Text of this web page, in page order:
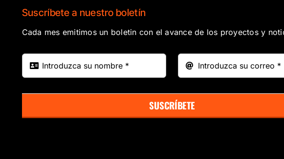
Suscríbete a nuestro boletín
Cada mes emitimos un boletin con el avance de los proyectos y
SUSCRÍBETE